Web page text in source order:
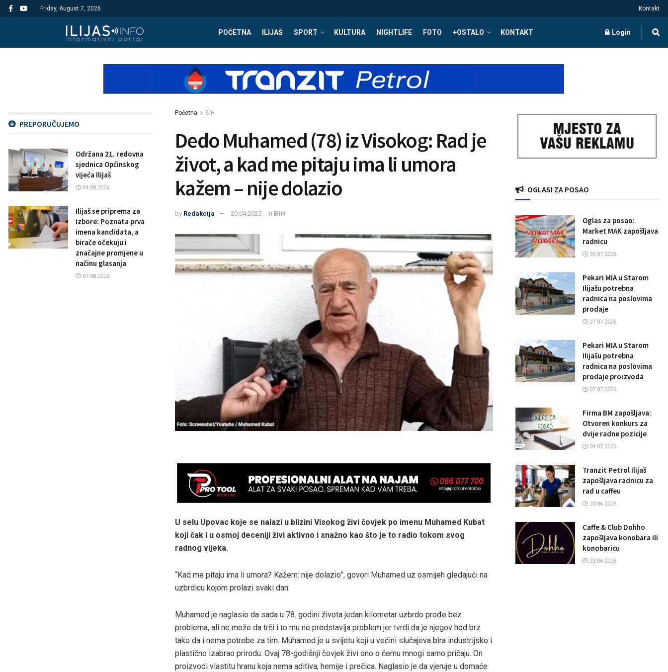
Friday, August 7, 2026 Kontakt
POČETNA ILIJAŠ SPORT KULTURA NIGHTLIFE FOTO +OSTALO KONTAKT Login
Početna BIH
Dedo Muhamed (78) iz Visokog: Rad je
život, a kad me pitaju ima li umora
kažem – nije dolazio
by Redakcija 20.04.2025. in BIH
U selu Upovac koje se nalazi u blizini Visokog živi čovjek po imenu Muhamed Kubat
koji čak i u osmoj deceniji živi aktivno i snažno kao što je to radio tokom svog
radnog vijeka.
“Kad me pitaju ima li umora? Kažem: nije dolazio”, govori Muhamed uz osmijeh gledajući na
uzbrdicu kojom prolazi svaki dan.
Muhamed je naglasio da sada u 78. godini života jedan kilometar uzbrdo prođe bez
problema, ali ne može da trči i to mu ne predstavlja problem jer tvrdi da je njegov hod brz
tako da i nema potrebe za tim. Muhamed je u svijetu koji u većini slučajeva bira industrijsko i
plastično izabrao prirodu. Ovaj 78-godišnji čovjek živi ono o čemu mnogi samo pričaju. On
proizvodi vlastitu hranu koja nema aditiva, hemije i prečica. Naglasio je da vjeruje u domaće
PREPORUČUJEMO
Održana 21. redovna
sjednica Općinskog
vijeća Ilijaš
04.08.2026.
Ilijaš se priprema za
izbore: Poznata prva
imena kandidata, a
birače očekuju i
značajne promjene u
načinu glasanja
07.08.2026.
OGLASI ZA POSAO
Oglas za posao:
Market MAK zapošljava
radnicu
30.07.2026.
Pekari MIA u Starom
Ilijašu potrebna
radnica na poslovima
prodaje
27.07.2026.
Pekari MIA u Starom
Ilijašu potrebna
radnica na poslovima
prodaje proizvoda
07.07.2026.
Firma BM zapošljava:
Otvoren konkurs za
dvije radne pozicije
04.07.2026.
Tranzit Petrol Ilijaš
zapošljava radnicu za
rad u caffeu
23.06.2026.
Caffe & Club Dohho
zapošljava konobara ili
konobaricu
23.06.2026.